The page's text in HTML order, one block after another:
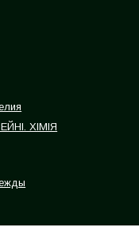
ХІМІЯ